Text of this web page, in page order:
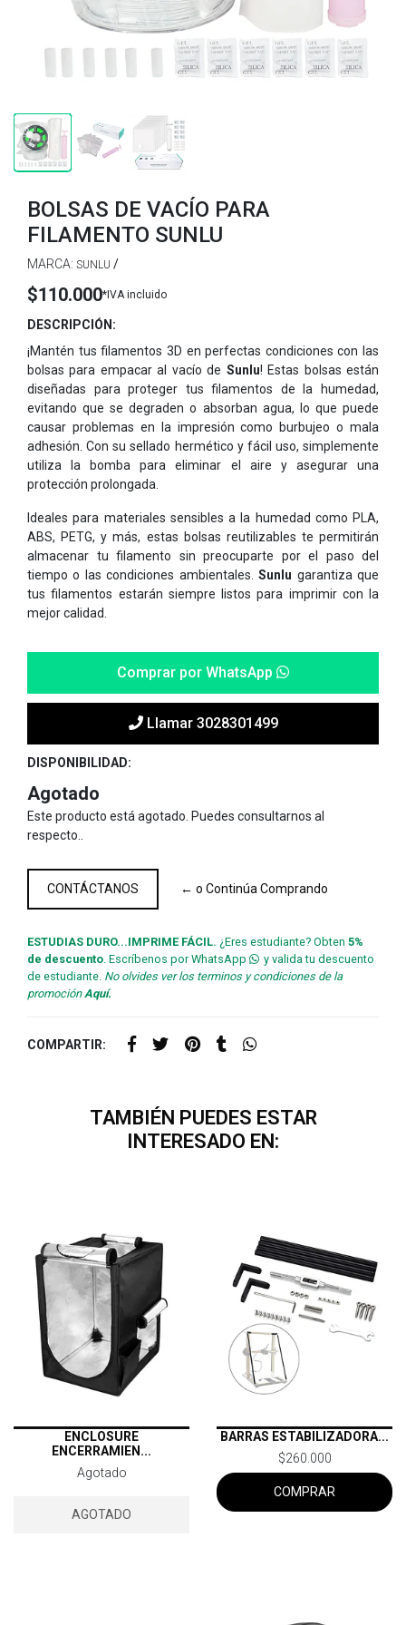
BOLSAS DE VACÍO PARA
FILAMENTO SUNLU
MARCA: SUNLU /
$110.000*IVA incluido
DESCRIPCIÓN:
¡Mantén tus filamentos 3D en perfectas condiciones con las
bolsas para empacar al vacío de Sunlu! Estas bolsas están
diseñadas para proteger tus filamentos de la humedad,
evitando que se degraden o absorban agua, lo que puede
causar problemas en la impresión como burbujeo o mala
adhesión. Con su sellado hermético y fácil uso, simplemente
utiliza la bomba para eliminar el aire y asegurar una
protección prolongada.
Ideales para materiales sensibles a la humedad como PLA,
ABS, PETG, y más, estas bolsas reutilizables te permitirán
almacenar tu filamento sin preocuparte por el paso del
tiempo o las condiciones ambientales.Sunlu garantiza que
tus filamentos estarán siempre listos para imprimir con la
mejor calidad.
Comprar por WhatsApp
Llamar 3028301499
DISPONIBILIDAD:
Agotado
Este producto está agotado. Puedes consultarnos al
respecto..
CONTÁCTANOS ← o Continúa Comprando
ESTUDIAS DURO...IMPRIME FÁCIL. ¿Eres estudiante? Obten 5%
de descuento. Escríbenos por WhatsApp
y valida tu descuento
de estudiante. No olvides ver los terminos y condiciones de la
promociónAquí.
COMPARTIR:
TAMBIÉN PUEDES ESTAR
INTERESADO EN:
ENCLOSURE
ENCERRAMIEN...
Agotado
AGOTADO
BARRAS ESTABILIZADORA...
$260.000
COMPRAR